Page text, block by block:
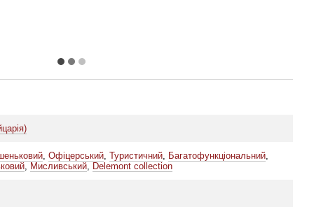
, Офіцерський, Туристичний, Багатофункціональний,
, Мисливський, Delemont collection